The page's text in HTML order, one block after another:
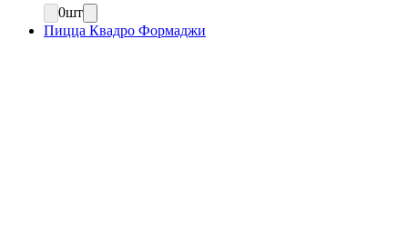
0шт
Пицца Квадро Формаджи